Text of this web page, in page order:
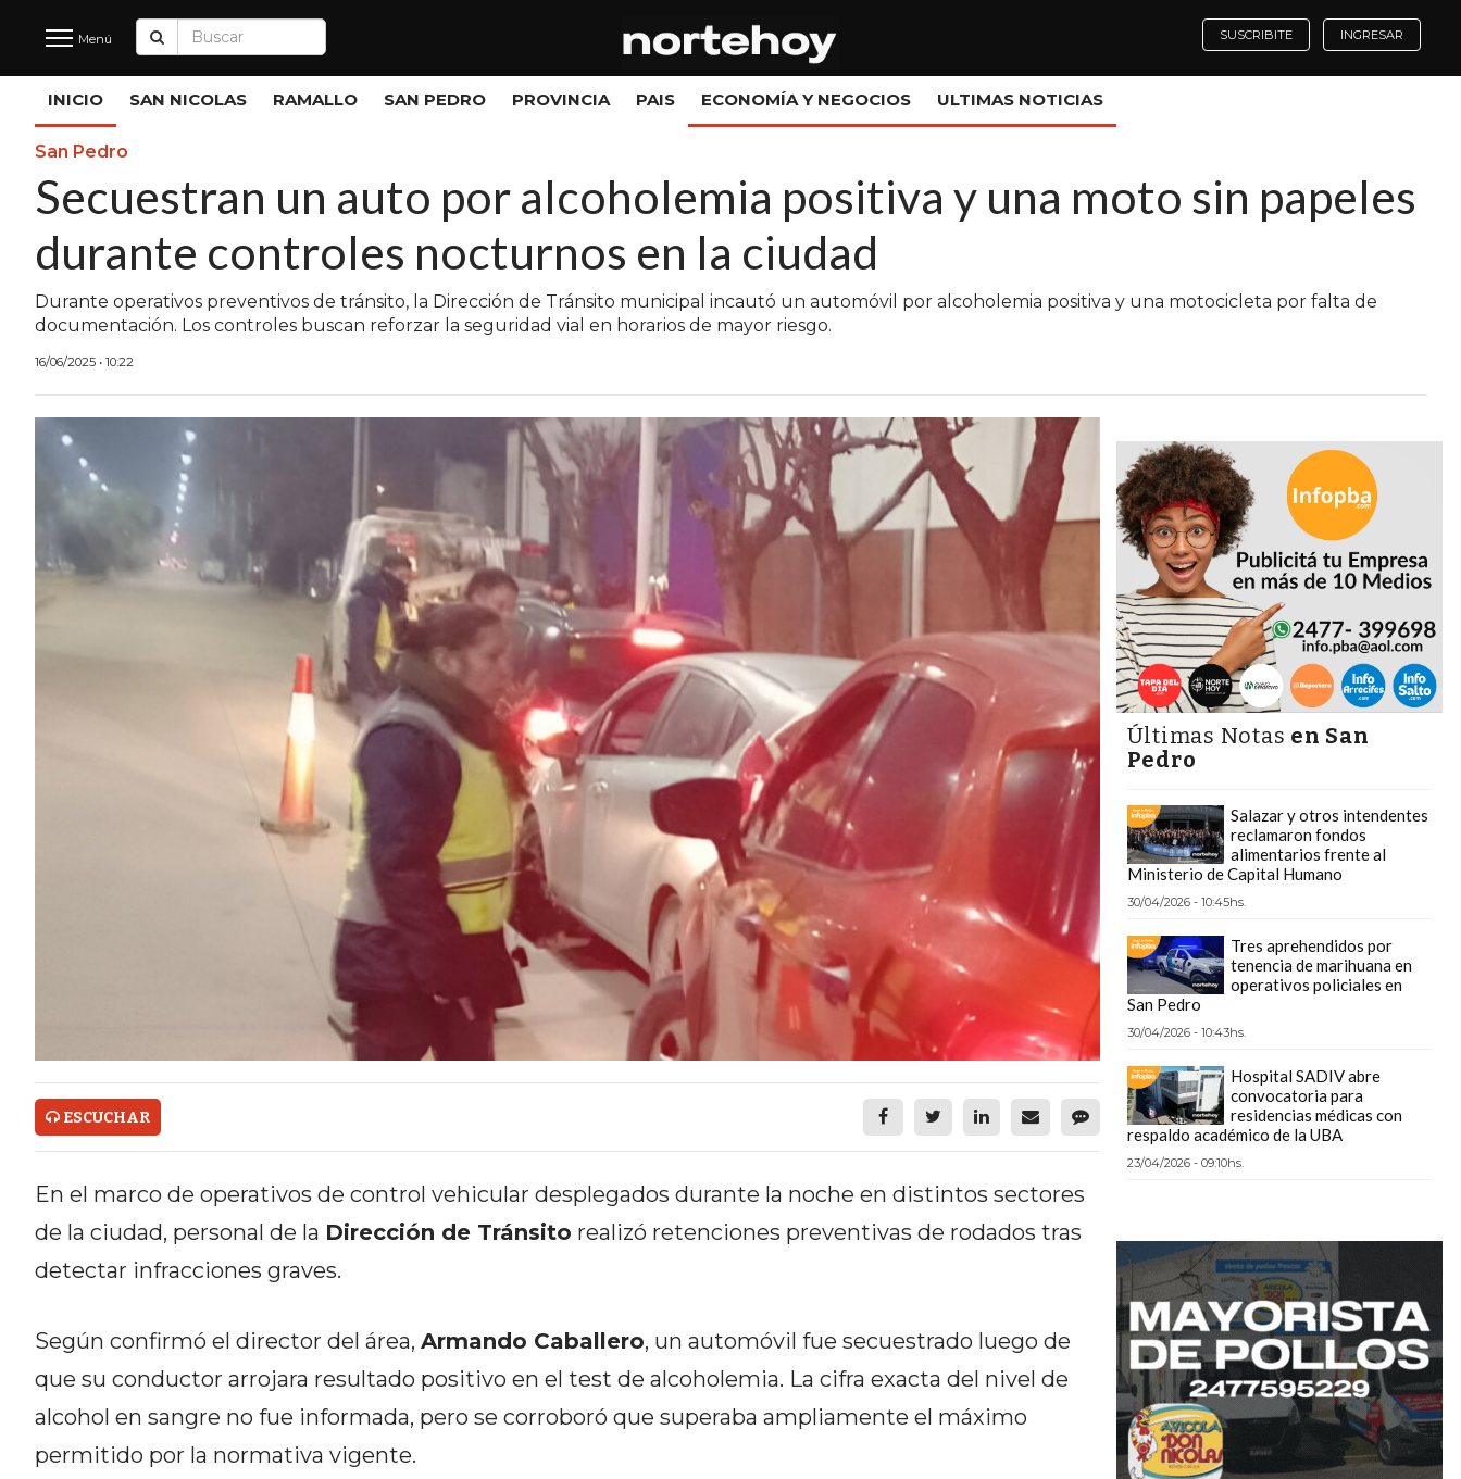
Últimas
Noticias
INICIO
NOTICIAS RECIENTES
SAN NICOLAS
PROVINCIA
ECONOMÍA Y NEGOCIOS
ULTIMAS NOTICIAS
TEMAS DESTACADOS
ARGENTINA:
PLATAFORMAS DE VENTA POR
WHATSAPP
DE COMIDA POR WHATSAPP:
LA GUÍA DEFINITIVA PARA
RESTAURANTES Y DELIVERIES
CÓMO ORGANIZAR LOS
Menú SUSCRIBITE INGRESAR
INICIO SAN NICOLAS RAMALLO SAN PEDRO PROVINCIA PAIS ECONOMÍA Y NEGOCIOS ULTIMAS NOTICIAS
San Pedro
Secuestran un auto por alcoholemia positiva y una moto sin papeles
durante controles nocturnos en la ciudad
Durante operativos preventivos de tránsito, la Dirección de Tránsito municipal incautó un automóvil por alcoholemia positiva y una motocicleta por falta de
documentación. Los controles buscan reforzar la seguridad vial en horarios de mayor riesgo.
16/06/2025 • 10:22
ESCUCHAR
En el marco de operativos de control vehicular desplegados durante la noche en distintos sectores
de la ciudad, personal de la Dirección de Tránsito realizó retenciones preventivas de rodados tras
detectar infracciones graves.
Según confirmó el director del área, Armando Caballero, un automóvil fue secuestrado luego de
que su conductor arrojara resultado positivo en el test de alcoholemia. La cifra exacta del nivel de
alcohol en sangre no fue informada, pero se corroboró que superaba ampliamente el máximo
permitido por la normativa vigente.
Últimas Notas en San
Pedro
Salazar y otros intendentes
reclamaron fondos
alimentarios frente al
Ministerio de Capital Humano
30/04/2026 - 10:45hs.
Tres aprehendidos por
tenencia de marihuana en
operativos policiales en
San Pedro
30/04/2026 - 10:43hs.
Hospital SADIV abre
convocatoria para
residencias médicas con
respaldo académico de la UBA
23/04/2026 - 09:10hs.